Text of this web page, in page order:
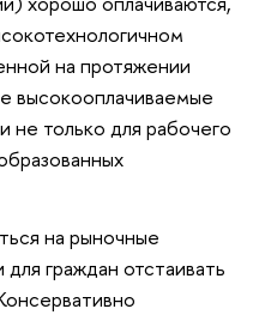
на протяжении
высокооплачиваемые
только для рабочего
на рыночные
граждан отстаивать